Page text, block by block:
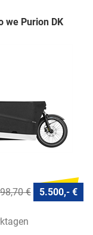
we Purion DK
€ 5.500,- €